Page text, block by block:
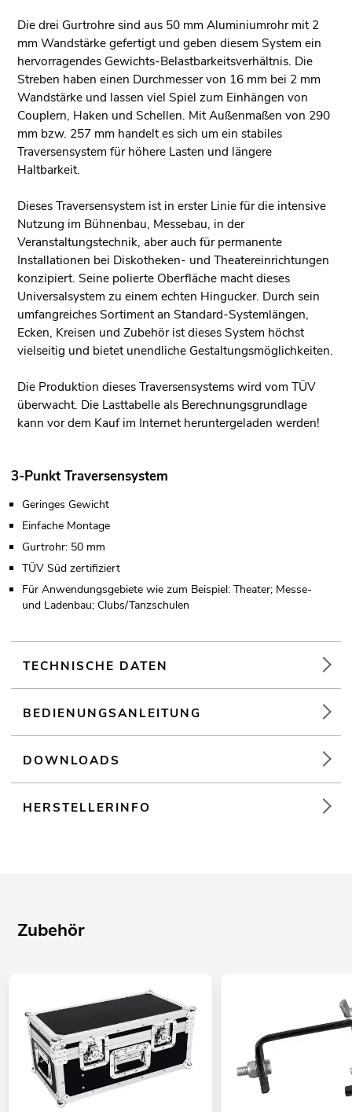
Die drei Gurtrohre sind aus 50 mm Aluminiumrohr mit 2
mm Wandstärke gefertigt und geben diesem System ein
hervorragendes Gewichts-Belastbarkeitsverhältnis. Die
Streben haben einen Durchmesser von 16 mm bei 2 mm
Wandstärke und lassen viel Spiel zum Einhängen von
Couplern, Haken und Schellen. Mit Außenmaßen von 290
mm bzw. 257 mm handelt es sich um ein stabiles
Traversensystem für höhere Lasten und längere
Haltbarkeit.
Dieses Traversensystem ist in erster Linie für die intensive
Nutzung im Bühnenbau, Messebau, in der
Veranstaltungstechnik, aber auch für permanente
Installationen bei Diskotheken- und Theatereinrichtungen
konzipiert. Seine polierte Oberfläche macht dieses
Universalsystem zu einem echten Hingucker. Durch sein
umfangreiches Sortiment an Standard-Systemlängen,
Ecken, Kreisen und Zubehör ist dieses System höchst
vielseitig und bietet unendliche Gestaltungsmöglichkeiten.
Die Produktion dieses Traversensystems wird vom TÜV
überwacht. Die Lasttabelle als Berechnungsgrundlage
kann vor dem Kauf im Internet heruntergeladen werden!
3-Punkt Traversensystem
Geringes Gewicht
Einfache Montage
Gurtrohr: 50 mm
TÜV Süd zertifiziert
Für Anwendungsgebiete wie zum Beispiel: Theater; Messe-
und Ladenbau; Clubs/Tanzschulen
TECHNISCHE DATEN
BEDIENUNGSANLEITUNG
DOWNLOADS
HERSTELLERINFO
Zubehör